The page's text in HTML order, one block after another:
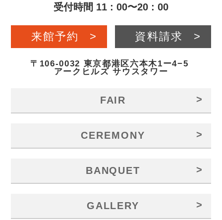
受付時間 11 : 00〜20 : 00
来館予約 > 資料請求 >
〒106-0032 東京都港区六本木1ー4−5
アークヒルズ サウスタワー
FAIR >
CEREMONY >
BANQUET >
GALLERY >